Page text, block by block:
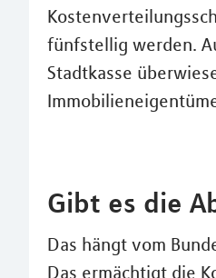
fünfstellig werden.
Stadtkasse
Gibt es die
Das hängt vom
Das ermächtigt die